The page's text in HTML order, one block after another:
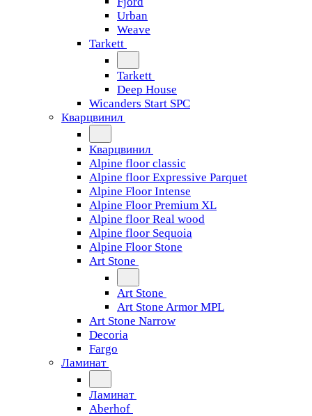
Urban
Weave
Tarkett
Tarkett
Deep House
Wicanders Start SPC
Кварцвинил
Кварцвинил
Alpine floor classic
Alpine floor Expressive Parquet
Alpine Floor Intense
Alpine Floor Premium XL
Alpine floor Real wood
Alpine floor Sequoia
Alpine Floor Stone
Art Stone
Art Stone
Art Stone Armor MPL
Art Stone Narrow
Decoria
Fargo
Ламинат
Ламинат
Aberhof